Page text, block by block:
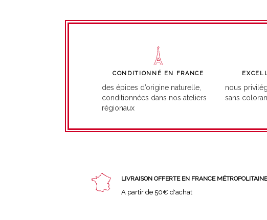
CONDITIONNÉ EN FRANCE
des épices d’origine naturelle,
conditionnées dans nos ateliers
régionaux
nous
sans
LIVRAISON OFFERTE EN FRANCE
A partir de 50€ d'achat